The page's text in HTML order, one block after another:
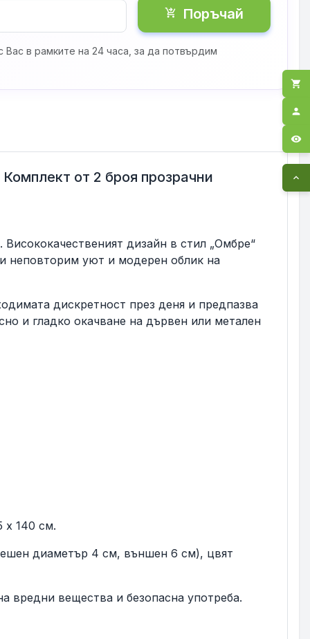
shopping_cart_checkout Поръчай
в рамките на 24 часа, за да потвърдим
от 2 броя прозрачни
дизайн в стил „Омбре“
неповторим уют и модерен облик на
дискретност през деня и предпазва
и гладко окачване на дървен или метален
x 140 см.
диаметър 4 см, външен 6 см), цвят
вредни вещества и безопасна употреба.
shopping_cart
person
visibility
expand_less